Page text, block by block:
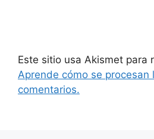
Este sitio usa Akismet para
Aprende cómo se
comentarios.